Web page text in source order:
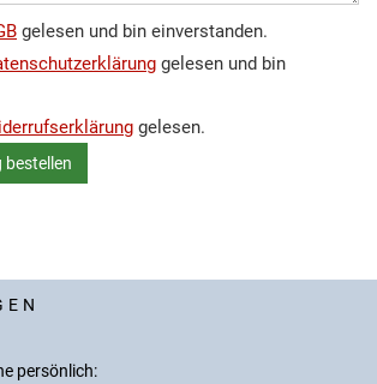
gelesen und bin einverstanden.
gelesen und bin
gelesen.
persönlich: